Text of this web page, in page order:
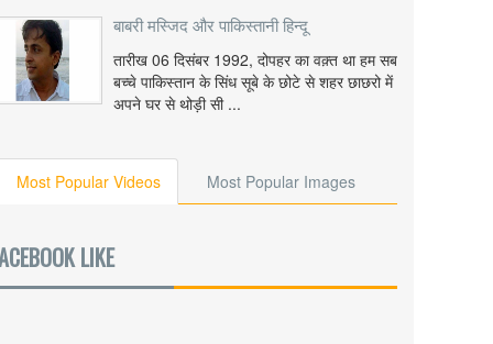
बाबरी मस्जिद और पाकिस्तानी हिन्दू
तारीख 06 दिसंबर 1992, दोपहर का वक़्त था हम सब
बच्चे पाकिस्तान के सिंध सूबे के छोटे से शहर छाछरो में
अपने घर से थोड़ी सी ...
Most Popular Videos Most Popular Images
LIKE